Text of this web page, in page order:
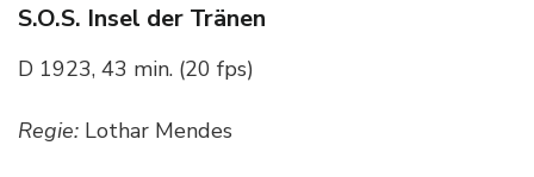
S.O.S. Insel der Tränen
D 1923, 43 min. (20 fps)
Regie: Lothar Mendes